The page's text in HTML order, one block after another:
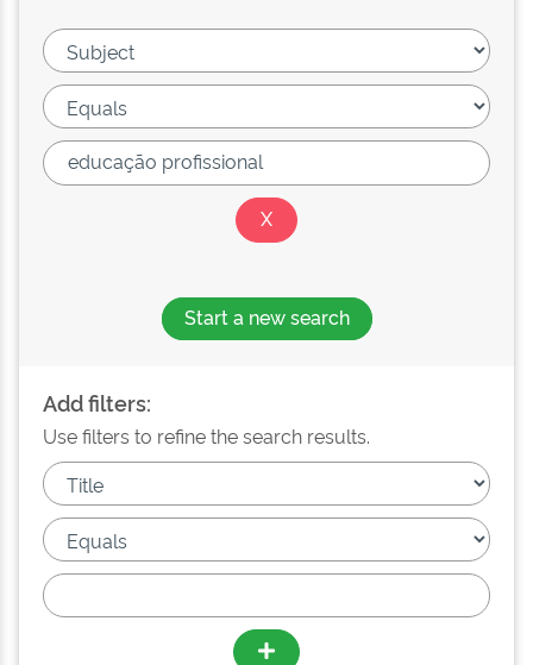
Start a new search
Add filters:
Use filters to refine the search results.